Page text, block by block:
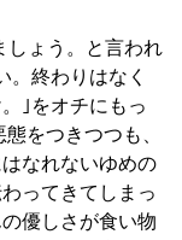
しょう。と言われ
。終わりはなく
｣をオチにもっ
をつきつつも、
なれないゆめの
ってきてしまっ
優しさが食い物